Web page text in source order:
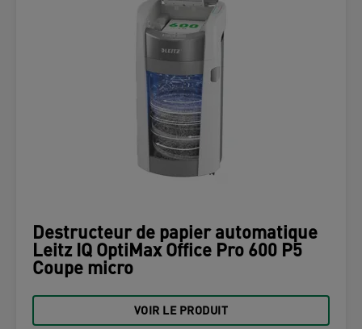
Destructeur de papier automatique
Leitz IQ OptiMax Office Pro 600 P5
Coupe micro
VOIR LE PRODUIT